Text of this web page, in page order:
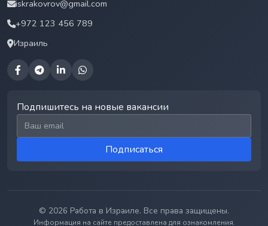
iskrakovrov@gmail.com
+972 123 456 789
Израиль
Подпишитесь на новые вакансии
Email для подписки
Подписаться
© 2026 Работа в Израиле. Все права защищены.
Информация на сайте предоставлена для ознакомления.